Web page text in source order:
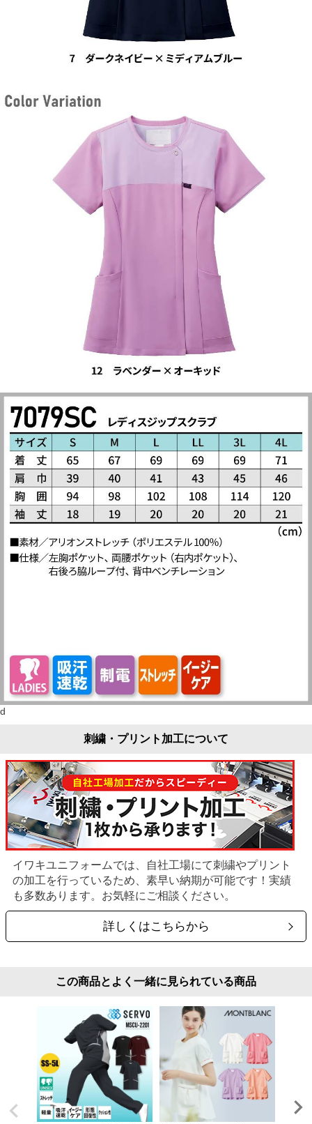
d
刺繍・プリント加工について
イワキユニフォームでは、自社工場にて刺繍やプリント
の加工を行っているため、素早い納期が可能です！実績
も多数あります。お気軽にご相談ください。
詳しくはこちらから
この商品とよく一緒に見られている商品